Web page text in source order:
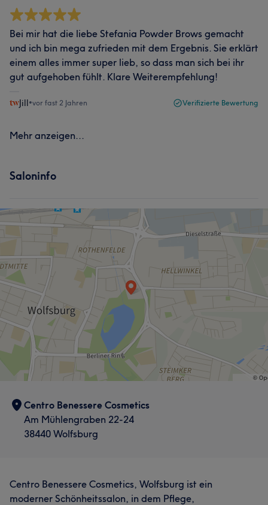
Bei mir hat die liebe Stefania Powder Brows gemacht
und ich bin mega zufrieden mit dem Ergebnis. Sie erklärt
einem alles immer super lieb, so dass man sich bei ihr
gut aufgehoben fühlt. Klare Weiterempfehlung!
Jill•vor fast 2 Jahren Verifizierte Bewertung
Mehr anzeigen...
Saloninfo
Centro Benessere Cosmetics
Am Mühlengraben 22-24
38440 Wolfsburg
Centro Benessere Cosmetics, Wolfsburg ist ein
moderner Schönheitssalon, in dem Pflege,